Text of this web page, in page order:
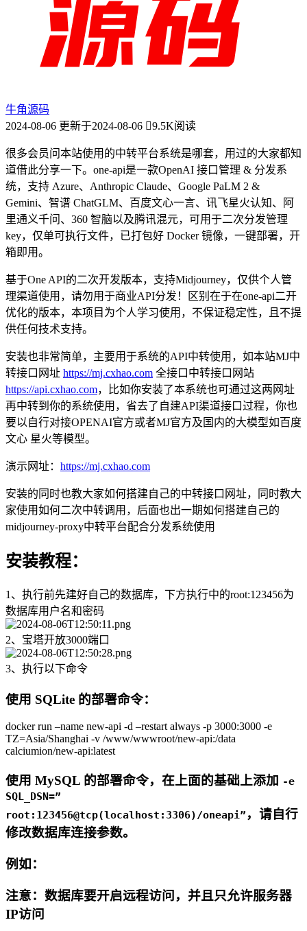
牛角源码
2024-08-06 更新于2024-08-06 9.5K阅读
很多会员问本站使用的中转平台系统是哪套，用过的大家都知
道借此分享一下。one-api是一款OpenAI 接口管理 & 分发系
统，支持 Azure、Anthropic Claude、Google PaLM 2 &
Gemini、智谱 ChatGLM、百度文心一言、讯飞星火认知、阿
里通义千问、360 智脑以及腾讯混元，可用于二次分发管理
key，仅单可执行文件，已打包好 Docker 镜像，一键部署，开
箱即用。
基于One API的二次开发版本，支持Midjourney，仅供个人管
理渠道使用，请勿用于商业API分发！区别在于在one-api二开
优化的版本，本项目为个人学习使用，不保证稳定性，且不提
供任何技术支持。
安装也非常简单，主要用于系统的API中转使用，如本站MJ中
转接口网址 https://mj.cxhao.com 全接口中转接口网站
https://api.cxhao.com，比如你安装了本系统也可通过这两网址
再中转到你的系统使用，省去了自建API渠道接口过程，你也
要以自行对接OPENAI官方或者MJ官方及国内的大模型如百度
文心 星火等模型。
演示网址： https://mj.cxhao.com
安装的同时也教大家如何搭建自己的中转接口网址，同时教大
家使用如何二次中转调用，后面也出一期如何搭建自己的
midjourney-proxy中转平台配合分发系统使用
安装教程：
1、执行前先建好自己的数据库，下方执行中的root:123456为
数据库用户名和密码
2、宝塔开放3000端口
3、执行以下命令
使用 SQLite 的部署命令：
docker run –name new-api -d –restart always -p 3000:3000 -e
TZ=Asia/Shanghai -v /www/wwwroot/new-api:/data
calciumion/new-api:latest
使用 MySQL 的部署命令，在上面的基础上添加 -e
SQL_DSN=”
root:123456@tcp(localhost:3306)/oneapi” ，请自行
修改数据库连接参数。
例如：
注意：数据库要开启远程访问，并且只允许服务器
IP访问